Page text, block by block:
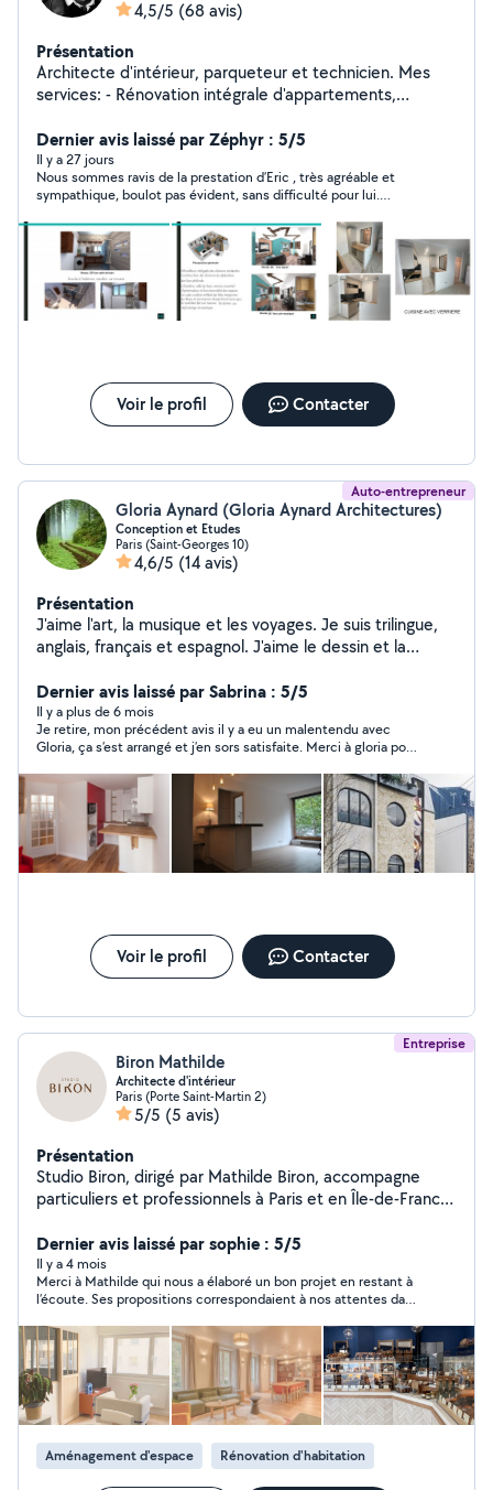
4,5/5 (68 avis)
Présentation
Architecte d'intérieur, parqueteur et technicien. Mes
services: - Rénovation intégrale d'appartements,
carrelage, paquets. Ponçage, vitrification et réparation
des parquets. Réalisation des projets d'aménagements
en 3D. PS: En cas de contact privé, merci de m'envoyer
un sms ou me passer directement un appel en cliquant
sur l'icone téléphonique en haut sur la droite de ma
page .(Je n'ai pas accès à toute les catégories pour
pouvoir répondre à certains msg)
Dernier avis laissé par Zéphyr : 5/5
Il y a 27 jours
Nous sommes ravis de la prestation d’Eric , très agréable et
sympathique, boulot pas évident, sans difficulté pour lui.
Voir le profil Contacter
Auto-entrepreneur
Gloria Aynard (Gloria Aynard Architectures)
Conception et Etudes
Paris (Saint-Georges 10)
4,6/5 (14 avis)
Présentation
J'aime l'art, la musique et les voyages. Je suis trilingue,
anglais, français et espagnol. J'aime le dessin et la
Dernier avis laissé par Sabrina : 5/5
Il y a plus de 6 mois
Je retire, mon précédent avis il y a eu un malentendu avec
Gloria, ça s’est arrangé et j’en sors satisfaite. Merci à gloria pour
Voir le profil Contacter
Entreprise
Biron Mathilde
Architecte d'intérieur
Paris (Porte Saint-Martin 2)
5/5 (5 avis)
Présentation
Studio Biron, dirigé par Mathilde Biron, accompagne
particuliers et professionnels à Paris et en Île-de-France
décoration sur mesure. Chaque projet est conçu
comme une création unique, mêlant esthétique, confort
et personnalité, avec un accompagnement clé en main
des esquisses jusqu'à la livraison du chantier.
Dernier avis laissé par sophie : 5/5
Il y a 4 mois
Merci à Mathilde qui nous a élaboré un bon projet en restant à
l’écoute. Ses propositions correspondaient à nos attentes dans
Aménagement d'espace Rénovation d'habitation